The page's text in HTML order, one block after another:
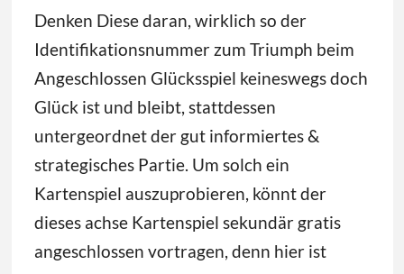
Denken Diese daran, wirklich so der
Identifikationsnummer zum Triumph beim
Angeschlossen Glücksspiel keineswegs doch
Glück ist und bleibt, stattdessen
untergeordnet der gut informiertes &
strategisches Partie. Um solch ein
Kartenspiel auszuprobieren, könnt der
dieses achse Kartenspiel sekundär gratis
angeschlossen vortragen, denn hier ist